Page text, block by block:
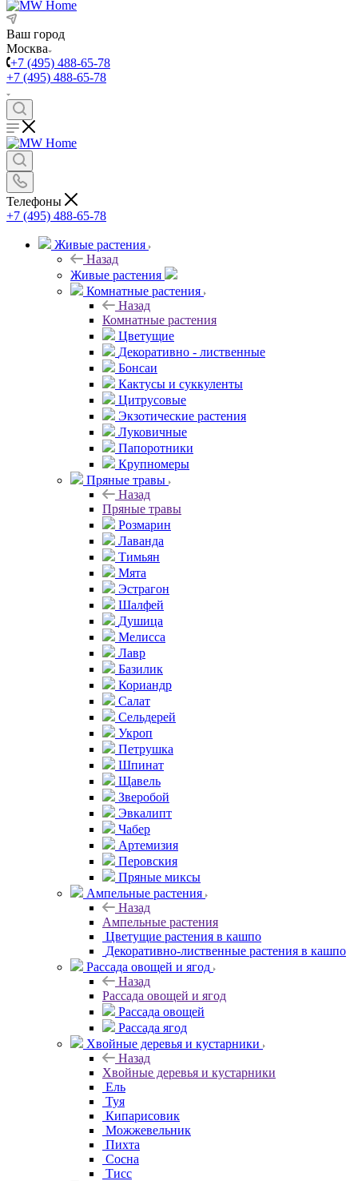
Ваш город
Москва
+7 (495) 488-65-78
+7 (495) 488-65-78
Телефоны
+7 (495) 488-65-78
Живые растения
Назад
Живые растения
Комнатные растения
Назад
Комнатные растения
Цветущие
Декоративно - лиственные
Бонсаи
Кактусы и суккуленты
Цитрусовые
Экзотические растения
Луковичные
Папоротники
Крупномеры
Пряные травы
Назад
Пряные травы
Розмарин
Лаванда
Тимьян
Мята
Эстрагон
Шалфей
Душица
Мелисса
Лавр
Базилик
Кориандр
Салат
Сельдерей
Укроп
Петрушка
Шпинат
Щавель
Зверобой
Эвкалипт
Чабер
Артемизия
Перовския
Пряные миксы
Ампельные растения
Назад
Ампельные растения
Цветущие растения в кашпо
Декоративно-лиственные растения в кашпо
Рассада овощей и ягод
Назад
Рассада овощей и ягод
Рассада овощей
Рассада ягод
Хвойные деревья и кустарники
Назад
Хвойные деревья и кустарники
Ель
Туя
Кипарисовик
Можжевельник
Пихта
Сосна
Тисc